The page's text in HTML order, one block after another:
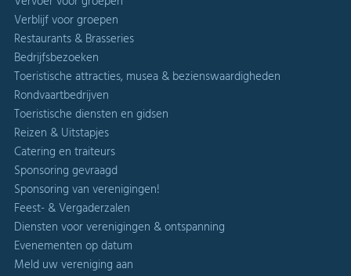
Verblijf voor groepen
Restaurants & Brasseries
Bedrijfsbezoeken
Toeristische attracties, musea & bezienswaardigheden
Rondvaartbedrijven
Toeristische diensten en gidsen
Reizen & Uitstapjes
Catering en traiteurs
Sponsoring gevraagd
Sponsoring van verenigingen!
Feest- & Vergaderzalen
Diensten voor verenigingen & ontspanning
Evenementen op datum
Meld uw vereniging aan